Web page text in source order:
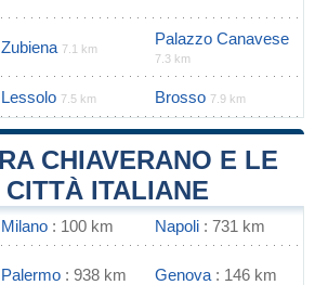
Zubiena 7.1 km
Palazzo Canavese
7.3 km
Lessolo 7.5 km Brosso 7.9 km
CHIAVERANO E LE
ITALIANE
Milano : 100 km Napoli : 731 km
Palermo : 938 km Genova : 146 km